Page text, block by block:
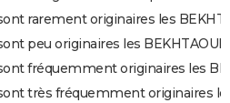
rarement originaires les
peu originaires les BEKHTAOUI
fréquemment originaires les
très fréquemment originaires